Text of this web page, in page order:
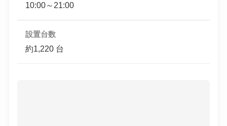
10:00～21:00
設置台数
約1,220 台